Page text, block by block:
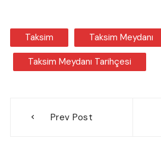
Taksim Taksim Meydanı
Taksim Meydanı Tarihçesi
gezinmesi
Prev Post